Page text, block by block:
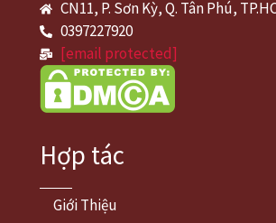
CN11, P. Sơn Kỳ, Q. Tân Phú,
0397227920
[email protected]
Hợp tác
Giới Thiệu